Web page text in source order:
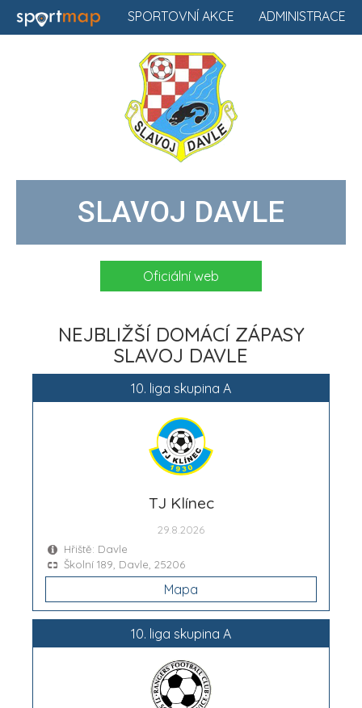
ADMINISTRACE
SPORTOVNÍ AKCE
SLAVOJ DAVLE
Oficiální web
NEJBLIŽŠÍ DOMÁCÍ ZÁPASY
SLAVOJ DAVLE
10. liga skupina A
TJ Klínec
29.8.2026
Hřiště: Davle
Školní 189, Davle, 25206
Mapa
10. liga skupina A